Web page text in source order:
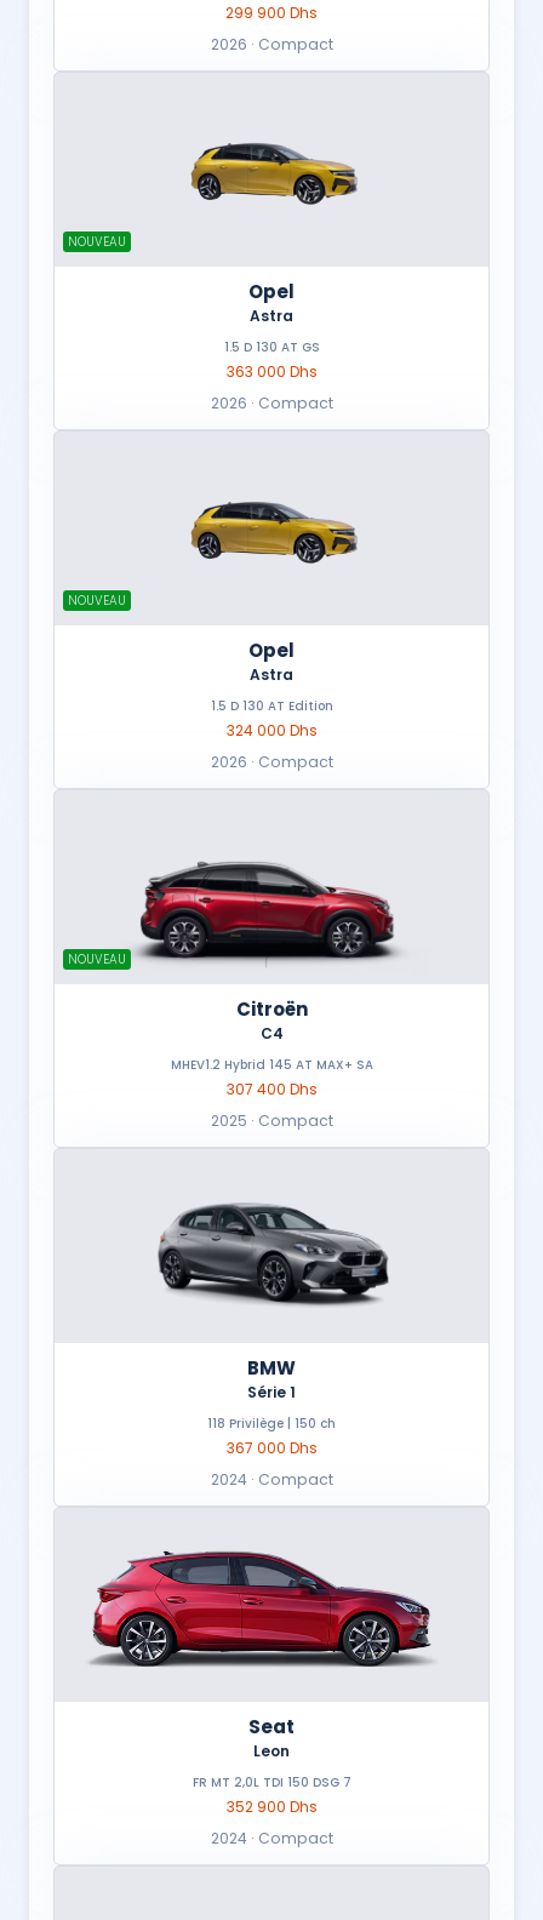
299 900 Dhs
2026 · Compact
NOUVEAU
Opel
Astra
1.5 D 130 AT GS
363 000 Dhs
2026 · Compact
NOUVEAU
Opel
Astra
1.5 D 130 AT Edition
324 000 Dhs
2026 · Compact
NOUVEAU
Citroën
C4
MHEV1.2 Hybrid 145 AT MAX+ SA
307 400 Dhs
2025 · Compact
BMW
Série 1
118 Privilège | 150 ch
367 000 Dhs
2024 · Compact
Seat
Leon
FR MT 2,0L TDI 150 DSG 7
352 900 Dhs
2024 · Compact